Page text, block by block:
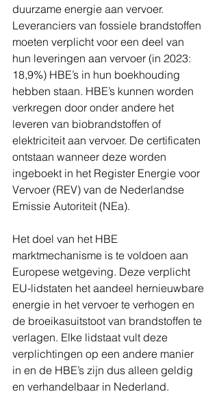
duurzame energie aan vervoer.
Leveranciers van fossiele brandstoffen
moeten verplicht voor een deel van
hun leveringen aan vervoer (in 2023:
18,9%) HBE’s in hun boekhouding
hebben staan. HBE’s kunnen worden
verkregen door onder andere het
leveren van biobrandstoffen of
elektriciteit aan vervoer. De certificaten
ontstaan wanneer deze worden
ingeboekt in het Register Energie voor
Vervoer (REV) van de Nederlandse
Emissie Autoriteit (NEa).
Het doel van het HBE
marktmechanisme is te voldoen aan
Europese wetgeving. Deze verplicht
EU-lidstaten het aandeel hernieuwbare
energie in het vervoer te verhogen en
de broeikasuitstoot van brandstoffen te
verlagen. Elke lidstaat vult deze
verplichtingen op een andere manier
in en de HBE’s zijn dus alleen geldig
en verhandelbaar in Nederland.